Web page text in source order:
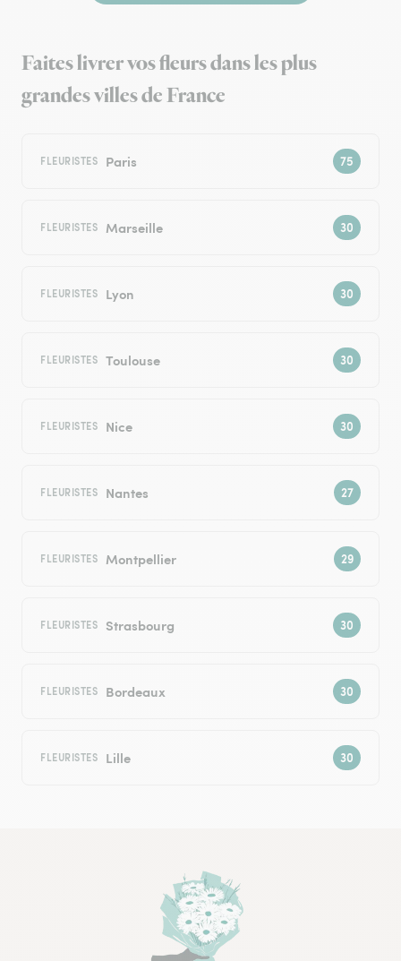
Faites livrer vos fleurs dans les plus
grandes villes de France
FLEURISTES Paris
FLEURISTES Marseille
FLEURISTES Lyon
FLEURISTES Toulouse
FLEURISTES Nice
FLEURISTES Nantes
FLEURISTES Montpellier
FLEURISTES Strasbourg
FLEURISTES Bordeaux
FLEURISTES Lille